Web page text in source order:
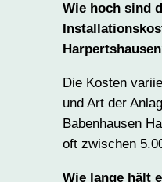
Wie hoch sind
Die Kosten
und Art der
Babenhausen
oft zwischen
Wie lange hält